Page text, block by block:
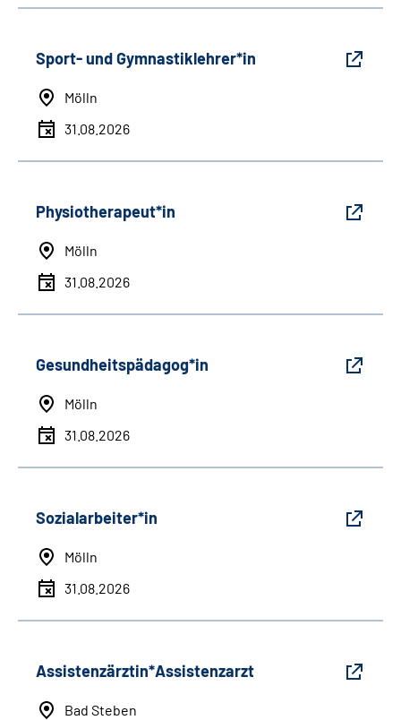
Sport- und Gymnastiklehrer*in
Mölln
31.08.2026
Physiotherapeut*in
Mölln
31.08.2026
Gesundheitspädagog*in
Mölln
31.08.2026
Sozialarbeiter*in
Mölln
31.08.2026
Assistenzärztin*Assistenzarzt
Bad Steben